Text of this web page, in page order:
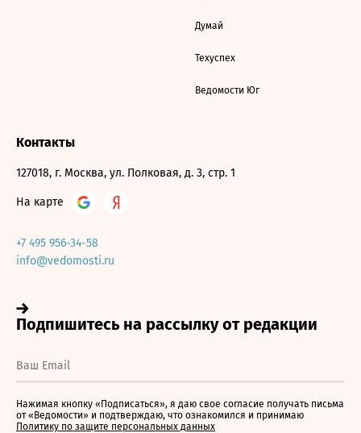
Думай
Техуспех
Ведомости Юг
Контакты
127018, г. Москва, ул. Полковая, д. 3, стр. 1
На карте
+7 495 956-34-58
info@vedomosti.ru
Нажимая кнопку «Подписаться», я даю свое согласие получать письма
от «Ведомости» и подтверждаю, что ознакомился и принимаю
Политику по защите персональных данных